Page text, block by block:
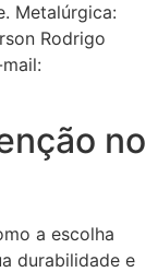
Metalúrgica:
Rodrigo
no
a escolha
durabilidade e